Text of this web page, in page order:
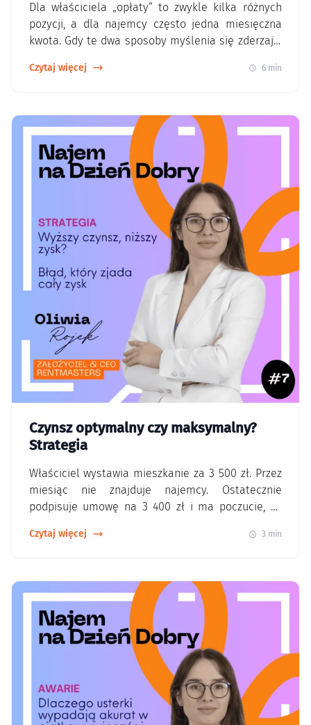
Dla właściciela „opłaty” to zwykle kilka różnych
pozycji, a dla najemcy często jedna miesięczna
kwota. Gdy te dwa sposoby myślenia się zderzają,
zmienne i kto za co odpowiada. Najczęstszy
jak rozliczana będzie…
Czytaj więcej 6 min
Czynsz optymalny czy maksymalny?
Strategia
Właściciel wystawia mieszkanie za 3 500 zł. Przez
miesiąc nie znajduje najemcy. Ostatecznie
podpisuje umowę na 3 400 zł i ma poczucie, że
Najwyższy czynsz nie zawsze oznacza najwyższy
pytanie brzmi: Ile mieszkanie zarobi w skali…
Czytaj więcej 3 min